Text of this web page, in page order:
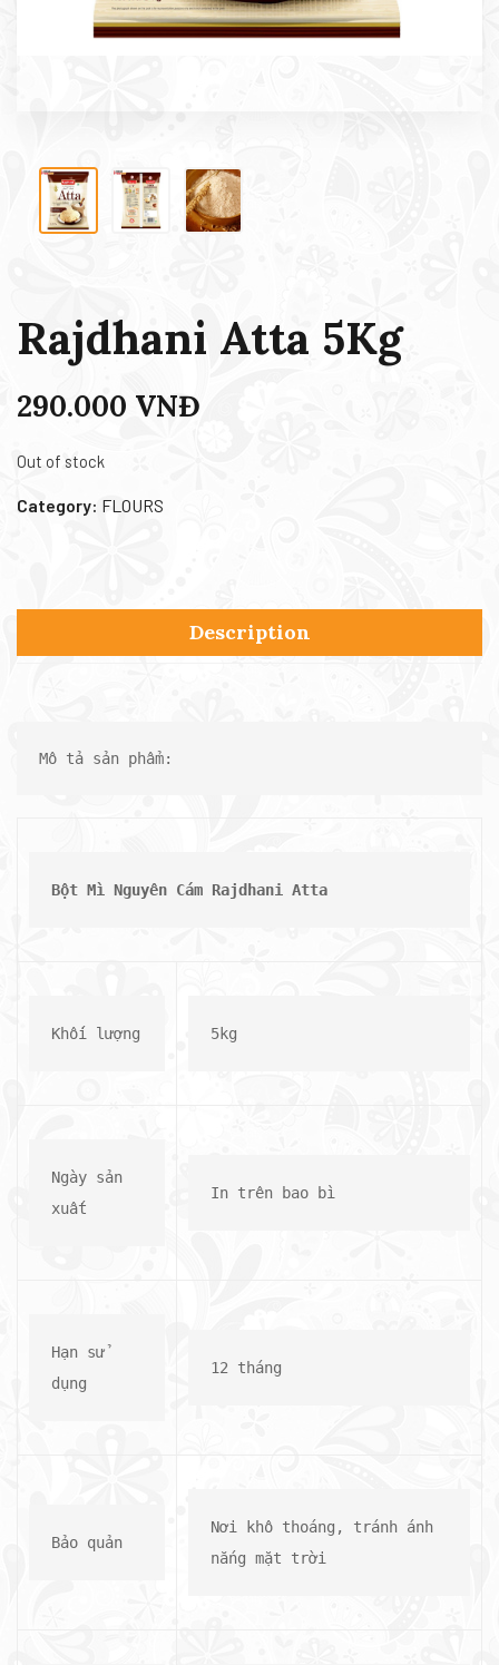
Rajdhani Atta 5Kg
290.000 VNĐ
Out of stock
Category: FLOURS
Description
Mô tả sản phẩm:
Bột Mì Nguyên Cám Rajdhani Atta
Khối lượng 5kg
Ngày sản
xuất
In trên bao bì
Hạn sử
dụng
12 tháng
Bảo quản
Nơi khô thoáng, tránh ánh
nắng mặt trời